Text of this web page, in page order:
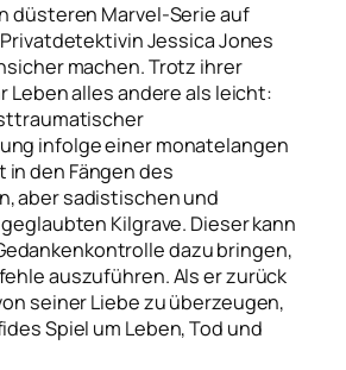
düsteren Marvel-Serie auf
Jessica Jones
machen. Trotz ihrer
Leben alles andere als leicht:
infolge einer monatelangen
den Fängen des
aber sadistischen und
Kilgrave. Dieser kann
dazu bringen,
auszuführen. Als er zurück
seiner Liebe zu überzeugen,
Spiel um Leben, Tod und